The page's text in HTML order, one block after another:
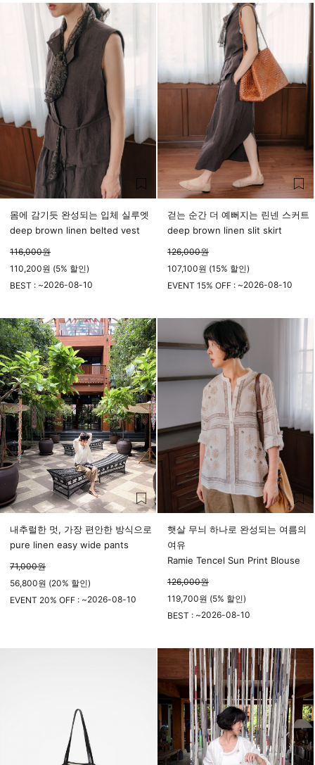
몸에 감기듯 완성되는 입체 실루엣
deep brown linen belted vest
116,000원
110,200원 (5% 할인)
BEST : ~2026-08-10
걷는 순간 더 예뻐지는 린넨 스커트
deep brown linen slit skirt
126,000원
107,100원 (15% 할인)
EVENT 15% OFF : ~2026-08-10
내추럴한 멋, 가장 편안한 방식으로
pure linen easy wide pants
71,000원
56,800원 (20% 할인)
EVENT 20% OFF : ~2026-08-10
햇살 무늬 하나로 완성되는 여름의
여유
Ramie Tencel Sun Print Blouse
126,000원
119,700원 (5% 할인)
BEST : ~2026-08-10